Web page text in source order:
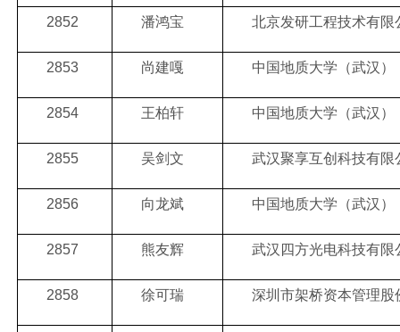
2852 潘鸿宝 北京发研工程技术有限
2853 尚建嘎 中国地质大学（武汉）
2854 王柏轩 中国地质大学（武汉）
2855 吴剑文 武汉聚享互创科技有限
2856 向龙斌 中国地质大学（武汉）
2857 熊友辉 武汉四方光电科技有限
2858 徐可瑞 深圳市架桥资本管理股